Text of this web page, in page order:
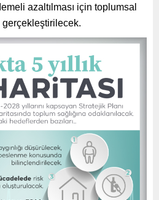
azaltılması için toplumsal